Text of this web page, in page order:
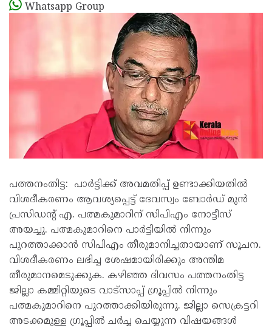
Whatsapp Group
പത്തനംതിട്ട: പാർട്ടിക്ക് അവമതിപ്പ് ഉണ്ടാക്കിയതിൽ
വിശദീകരണം ആവശ‍്യപ്പെട്ട് ദേവസ്വം ബോർഡ് മുൻ
പ്രസിഡന്‍റ് എ. പത്മകുമാറിന് സിപിഎം നോട്ടീസ്
അയച്ചു. പത്മകുമാറിനെ പാർട്ടിയിൽ നിന്നും
പുറത്താക്കാൻ സിപിഎം തീരുമാനിച്ചതായാണ് സൂചന.
വിശദീകരണം ലഭിച്ച ശേഷമായിരിക്കും അന്തിമ
തീരുമാനമെടുക്കുക. കഴിഞ്ഞ ദിവസം പത്തനംതിട്ട
ജില്ലാ കമ്മിറ്റിയുടെ വാട്സാപ്പ് ഗ്രൂപ്പിൽ നിന്നും
പത്മകുമാറിനെ പുറത്താക്കിയിരുന്നു. ജില്ലാ സെക്രട്ടറി
അടക്കമുള്ള ഗ്രൂപ്പിൽ ചർച്ച ചെയ്യുന്ന വിഷയങ്ങൾ